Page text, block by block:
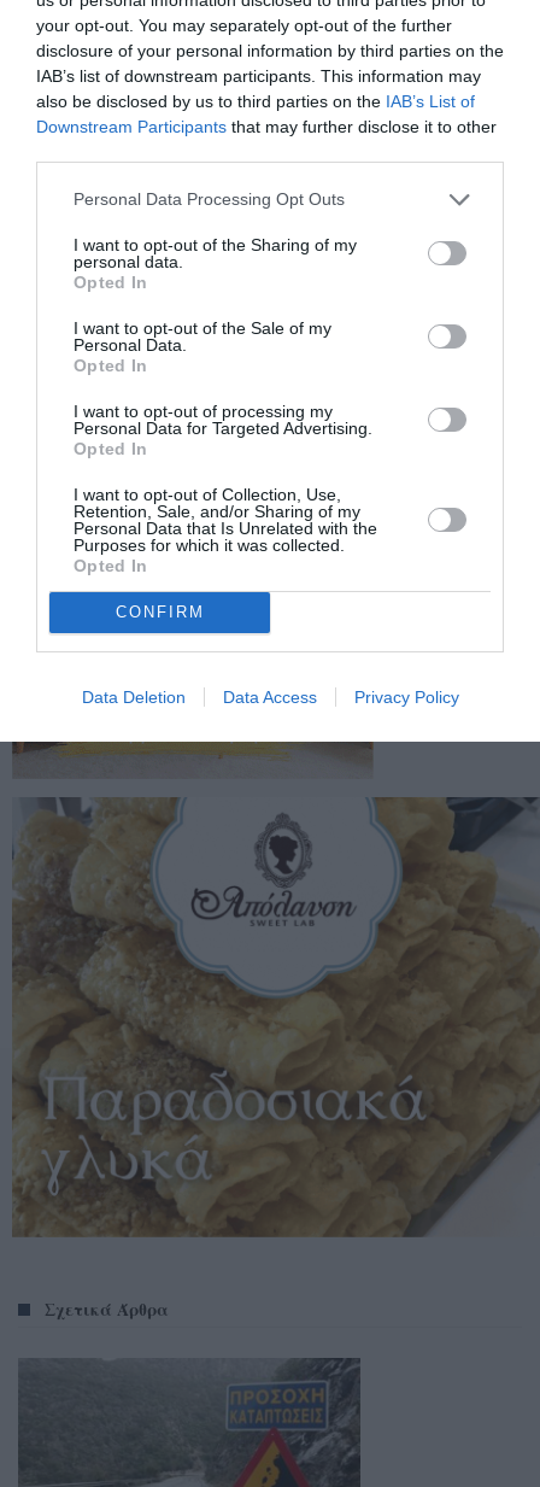
your opt-out. You may separately opt-out of the further
disclosure of your personal information by third parties on the
IAB’s list of downstream participants. This information may
also be disclosed by us to third parties on the IAB’s List of
Downstream Participants that may further disclose it to other
Personal Data Processing Opt Outs
I want to opt-out of the Sharing of my
personal data.
Opted In
I want to opt-out of the Sale of my
Personal Data.
Opted In
I want to opt-out of processing my
Personal Data for Targeted Advertising.
Opted In
I want to opt-out of Collection, Use,
Retention, Sale, and/or Sharing of my
Personal Data that Is Unrelated with the
Purposes for which it was collected.
Opted In
CONFIRM
Data Deletion Data Access Privacy Policy
TAGS: ΚΑΤΟΛΙΣΘΗΣΕΙΣ
ΦΙΛΙΑΤΡΙΝΟ ΦΡΑΓΜΑ
ΟΙΚΟΝΟΜΙΚΗ ΕΠΙΤΡΟΠΗ ΠΕΡΙΦΕΡΕΙΑΣ ΠΕΛΟΠΟΝΝΗΣΟΥ
Facebook Twitter
Σχετικά Άρθρα